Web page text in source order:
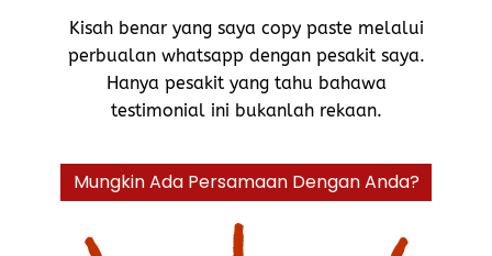
Kisah benar yang saya copy paste melalui
perbualan whatsapp dengan pesakit saya.
Hanya pesakit yang tahu bahawa
testimonial ini bukanlah rekaan.
Mungkin Ada Persamaan Dengan Anda?